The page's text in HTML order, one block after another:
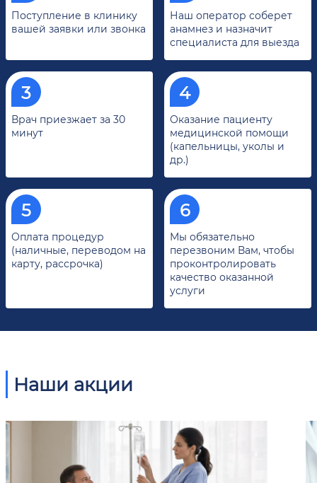
Поступление в клинику
вашей заявки или звонка
Наш оператор соберет
анамнез и назначит
специалиста для выезда
Врач приезжает за 30
минут
Оказание пациенту
медицинской помощи
(капельницы, уколы и
др.)
Оплата процедур
(наличные, переводом на
карту, рассрочка)
Мы обязательно
перезвоним Вам, чтобы
проконтролировать
качество оказанной
услуги
Наши акции